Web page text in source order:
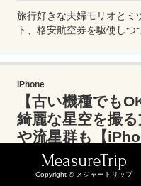
旅行好きな夫婦モリオとミ
ト、格安航空券を駆使しつ
便利な情報、かかった費用
け！夫婦喧嘩あり、ホロッ
中年夫婦の等身大旅行記ブ
iPhone
【古い機種でも
綺麗な星空を撮る
や流星群も【
影】MeasureTrip
Copyright © メジャートリップ